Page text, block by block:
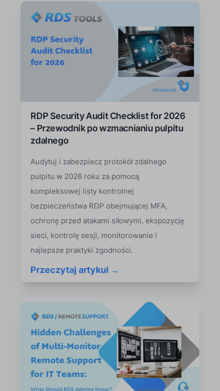
RDP Security Audit Checklist for 2026
– Przewodnik po wzmacnianiu pulpitu
zdalnego
Audytuj i zabezpiecz protokół zdalnego
pulpitu w 2026 roku za pomocą
kompleksowej listy kontrolnej
bezpieczeństwa RDP obejmującej MFA,
ochronę przed atakami siłowymi, ekspozycję
sieci, kontrolę sesji, monitorowanie i
najlepsze praktyki zgodności.
Przeczytaj artykuł →